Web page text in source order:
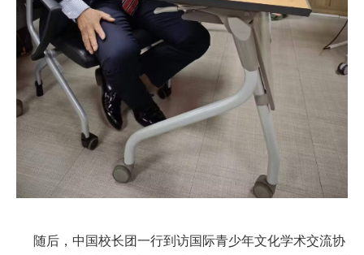
随后，中国校长团一行到访国际青少年文化学术交流协